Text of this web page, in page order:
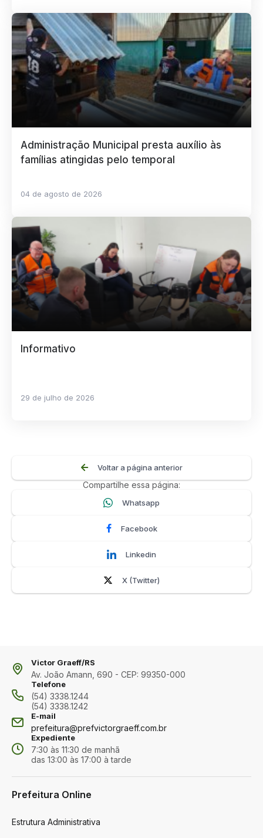
Administração Municipal presta auxílio às
famílias atingidas pelo temporal
04 de agosto de 2026
Informativo
29 de julho de 2026
Voltar a página anterior
Compartilhe essa página:
Whatsapp
Facebook
Linkedin
X (Twitter)
Victor Graeff/RS
Av. João Amann, 690 - CEP: 99350-000
Telefone
(54) 3338.1244
(54) 3338.1242
E-mail
prefeitura@prefvictorgraeff.com.br
Expediente
7:30 às 11:30 de manhã
das 13:00 às 17:00 à tarde
Prefeitura Online
Estrutura Administrativa